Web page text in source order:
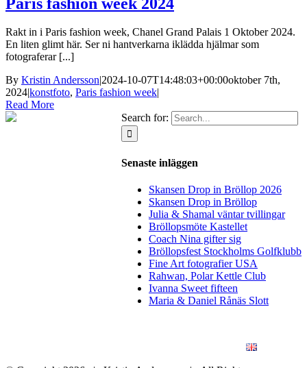
Rakt in i Paris fashion week, Chanel Grand Palais 1 Oktober 2024.
En liten glimt här. Ser ni hantverkarna iklädda hjälmar som
fotograferar [...]
By Kristin Andersson|2024-10-07T14:48:03+00:00oktober 7th,
2024|konstfoto, Paris fashion week|
Read More
Search for:
Senaste inläggen
Skansen Drop in Bröllop 2026
Skansen Drop in Bröllop
Julia & Shamal väntar tvillingar
Bröllopsmöte Kastellet
Coach Nina gifter sig
Bröllopsfest Stockholms Golfklubb
Fine Art fotografier USA
Rahwan, Polar Kettle Club
Ivanna Sweet fifteen
Maria & Daniel Rånäs Slott